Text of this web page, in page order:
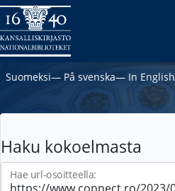
Suomeksi― På svenska― In English
Haku kokoelmasta
Hae url-osoitteella: